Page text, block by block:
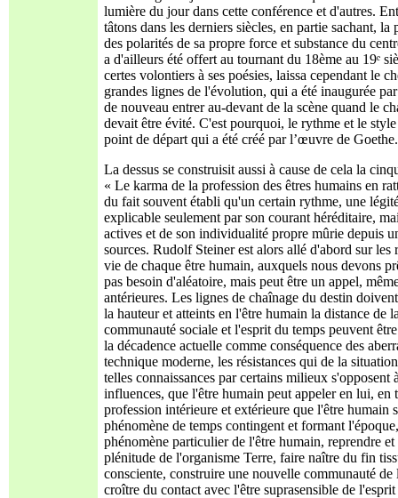
lumière du jour dans cette conférence et d'autres.
tâtons dans les derniers siècles, en partie sachant,
des polarités de sa propre force et substance du
a d'ailleurs été offert au tournant du 18ème au 19ᵉ
certes volontiers à ses poésies, laissa cependant le
grandes lignes de l'évolution, qui a été inaugurée
de nouveau entrer au-devant de la scène quand le
devait être évité. C'est pourquoi, le rythme et le
point de départ qui a été créé par l’œuvre de Goethe.
La dessus se construisit aussi à cause de cela la
« Le karma de la profession des êtres humains en
du fait souvent établi qu'un certain rythme, une
explicable seulement par son courant héréditaire,
actives et de son individualité propre mûrie depuis
sources. Rudolf Steiner est alors allé d'abord sur
vie de chaque être humain, auxquels nous devons
pas besoin d'aléatoire, mais peut être un appel,
antérieures. Les lignes de chaînage du destin
la hauteur et atteints en l'être humain la distance
communauté sociale et l'esprit du temps peuvent
la décadence actuelle comme conséquence des
technique moderne, les résistances qui de la
telles connaissances par certains milieux
influences, que l'être humain peut appeler en lui,
profession intérieure et extérieure que l'être humain
phénomène de temps contingent et formant
phénomène particulier de l'être humain, reprendre
plénitude de l'organisme Terre, faire naître du fin
consciente, construire une nouvelle communauté
croître du contact avec l'être suprasensible de